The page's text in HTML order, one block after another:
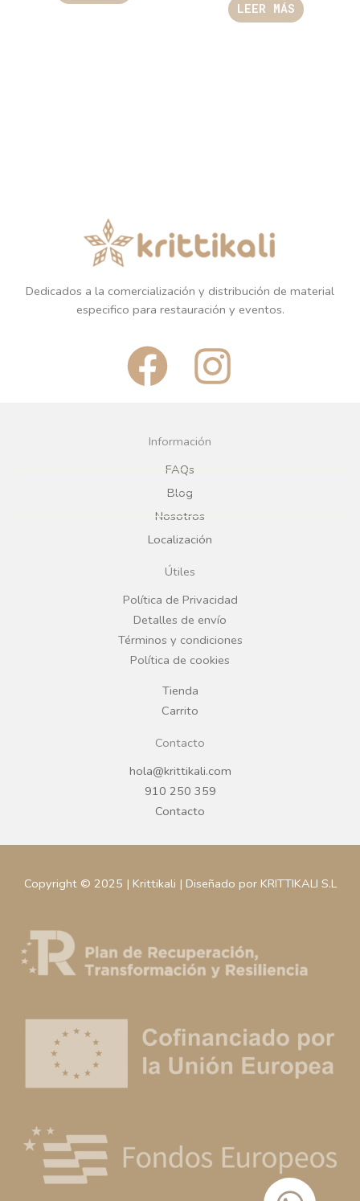
LEER MÁS
Dedicados a la comercialización y distribución de material
especifico para restauración y eventos.
F
a
c
e
b
o
o
k
I
n
g
r
a
Información
FAQs
Blog
Nosotros
Localización
Útiles
Política de Privacidad
Detalles de envío
Términos y condiciones
Política de cookies
Tienda
Carrito
Contacto
hola@krittikali.com
910 250 359
Contacto
Copyright © 2025 | Krittikali | Diseñado por KRITTIKALI S.L